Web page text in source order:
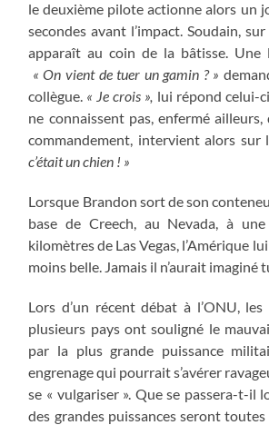
le deuxième pilote actionne alors un
secondes avant l’impact. Soudain,
apparaît au coin de la bâtisse. Une
« On vient de tuer un gamin ? »
collègue. « Je crois », lui répond celui-
ne connaissent pas, enfermé
commandement, intervient alors sur
c’était un chien ! »
Lorsque Brandon sort de son
base de Creech, au Nevada, à
kilomètres de Las Vegas, l’Amérique
moins belle. Jamais il n’aurait imaginé
Lors d’un récent débat à l’ONU,
plusieurs pays ont souligné le
par la plus grande puissance
engrenage qui pourrait s’avérer
se « vulgariser ». Que se passera-t-il
des grandes puissances seront